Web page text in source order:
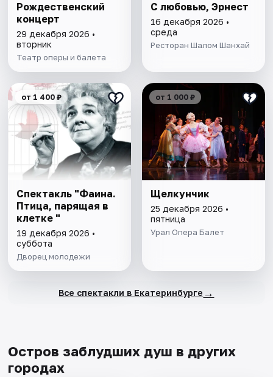
Рождественский
концерт
29 декабря 2026 •
вторник
Театр оперы и балета
С любовью, Эрнест
16 декабря 2026 •
среда
Ресторан Шалом Шанхай
от 1 400 ₽
Спектакль "Фаина.
Птица, парящая в
клетке "
19 декабря 2026 •
суббота
Дворец молодежи
от 1 000 ₽
Щелкунчик
25 декабря 2026 •
пятница
Урал Опера Балет
Все спектакли в Екатеринбурге →
Остров заблудших душ в других
городах